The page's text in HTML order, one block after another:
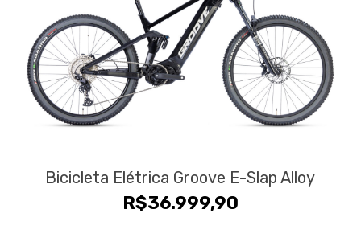
Bicicleta Elétrica Groove E-Slap Alloy
R$36.999,90